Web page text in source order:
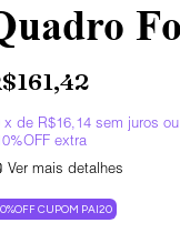
x de R$16,14 sem juros
Ver mais detalhes
CUPOM PAI20